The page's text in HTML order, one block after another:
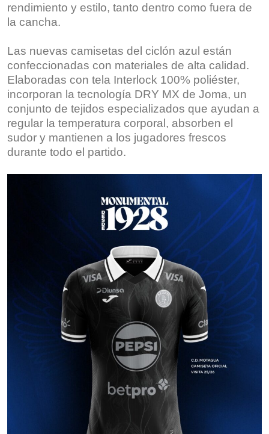
rendimiento y estilo, tanto dentro como fuera de
la cancha.
Las nuevas camisetas del ciclón azul están
confeccionadas con materiales de alta calidad.
Elaboradas con tela Interlock 100% poliéster,
incorporan la tecnología DRY MX de Joma, un
conjunto de tejidos especializados que ayudan a
regular la temperatura corporal, absorben el
sudor y mantienen a los jugadores frescos
durante todo el partido.